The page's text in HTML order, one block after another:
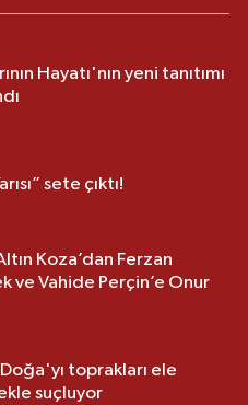
Hayatı'nın yeni tanıtımı
sete çıktı!
Koza’dan Ferzan
ve Vahide Perçin’e Onur
toprakları ele
suçluyor